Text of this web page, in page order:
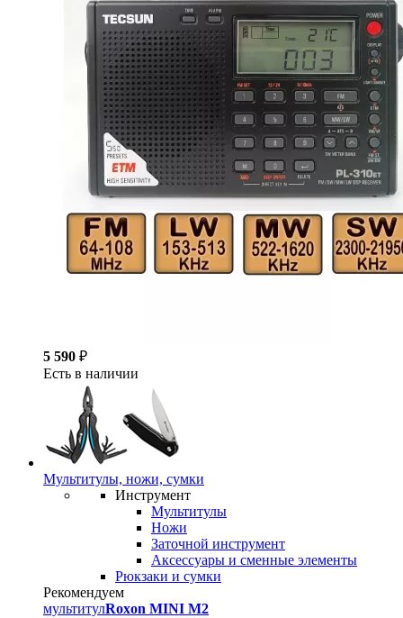
5 590 ₽
Есть в наличии
Мультитулы, ножи, сумки
Инструмент
Мультитулы
Ножи
Заточной инструмент
Аксессуары и сменные элементы
Рюкзаки и сумки
Рекомендуем
мультитулRoxon MINI M2